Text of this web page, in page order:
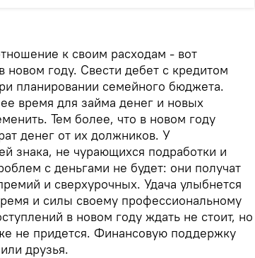
к своим расходам - вот
году. Свести дебет с кредитом
планировании семейного бюджета.
время для займа денег и новых
Тем более, что в новом году
денег от их должников. У
знака, не чурающихся подработки и
с деньгами не будет: они получат
и сверхурочных. Удача улыбнется
и силы своему профессиональному
в новом году ждать не стоит, но
не придется. Финансовую поддержку
друзья.